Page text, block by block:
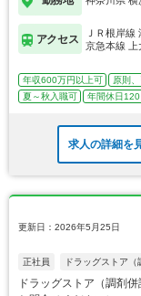
アクセス
ＪＲ根岸線
京急本線
年収600万円以上可 原則
夏～秋入職可
年間休日120
求人の詳細を
更新日：2026年5月25日
正社員 ドラッグストア（
ドラッグストア（調剤